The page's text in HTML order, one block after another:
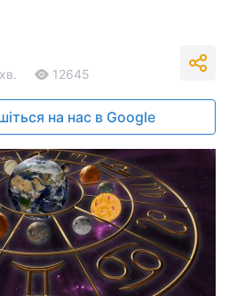
12645
на нас в Google